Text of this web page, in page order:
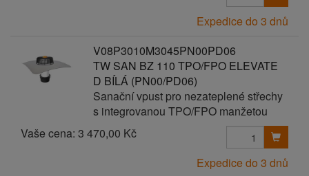
Expedice do 3 dnů
V08P3010M3045PN00PD06
TW SAN BZ 110 TPO/FPO ELEVATE
D BÍLÁ (PN00/PD06)
Sanační vpust pro nezateplené střechy
s integrovanou TPO/FPO manžetou
Vaše cena: 3 470,00 Kč
Expedice do 3 dnů